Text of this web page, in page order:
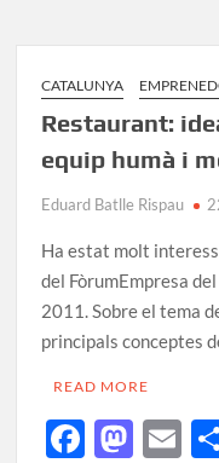
o
k
n
CATALUNYA
Restaurant:
equip humà i
Eduard Batlle Rispau
Ha estat molt
del FòrumEmpresa
2011. Sobre el tema
principals conceptes
READ MORE
F
M E